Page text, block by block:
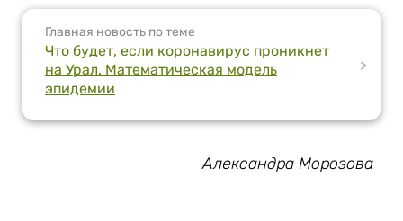
Главная новость по теме
Что будет, если коронавирус проникнет
на Урал. Математическая модель
эпидемии
>
Александра Морозова